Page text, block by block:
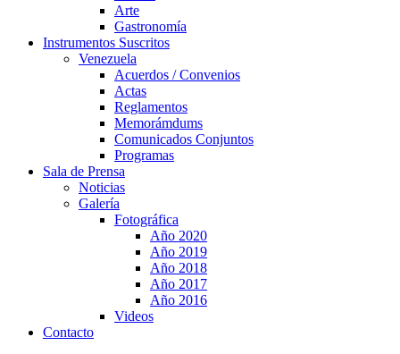
Arte
Gastronomía
Instrumentos Suscritos
Venezuela
Acuerdos / Convenios
Actas
Reglamentos
Memorámdums
Comunicados Conjuntos
Programas
Sala de Prensa
Noticias
Galería
Fotográfica
Año 2020
Año 2019
Año 2018
Año 2017
Año 2016
Videos
Contacto